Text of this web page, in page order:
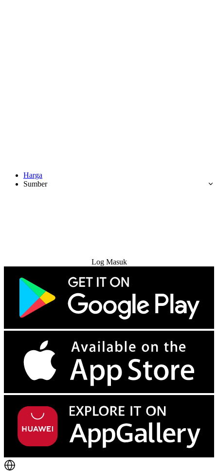
Harga
Sumber
Log Masuk